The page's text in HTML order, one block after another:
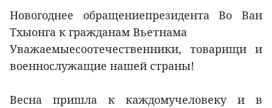
Новогоднее обращениепрезидента Во Ван
Тхыонга к гражданам Вьетнама
Уважаемыесоотечественники, товарищи и
военнослужащие нашей страны!
Весна пришла к каждомучеловеку и в